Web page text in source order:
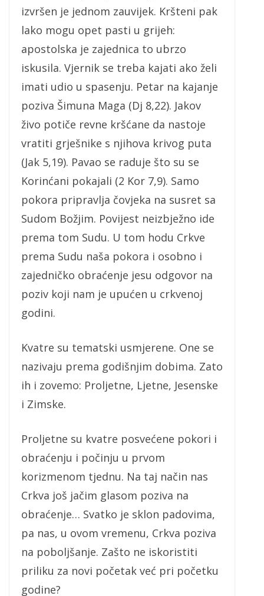
izvršen je jednom zauvijek. Kršteni pak
lako mogu opet pasti u grijeh:
apostolska je zajednica to ubrzo
iskusila. Vjernik se treba kajati ako želi
imati udio u spasenju. Petar na kajanje
poziva Šimuna Maga (Dj 8,22). Jakov
živo potiče revne kršćane da nastoje
vratiti grješnike s njihova krivog puta
(Jak 5,19). Pavao se raduje što su se
Korinćani pokajali (2 Kor 7,9). Samo
pokora pripravlja čovjeka na susret sa
Sudom Božjim. Povijest neizbježno ide
prema tom Sudu. U tom hodu Crkve
prema Sudu naša pokora i osobno i
zajedničko obraćenje jesu odgovor na
poziv koji nam je upućen u crkvenoj
godini.
Kvatre su tematski usmjerene. One se
nazivaju prema godišnjim dobima. Zato
ih i zovemo: Proljetne, Ljetne, Jesenske
i Zimske.
Proljetne su kvatre posvećene pokori i
obraćenju i počinju u prvom
korizmenom tjednu. Na taj način nas
Crkva još jačim glasom poziva na
obraćenje… Svatko je sklon padovima,
pa nas, u ovom vremenu, Crkva poziva
na poboljšanje. Zašto ne iskoristiti
priliku za novi početak već pri početku
godine?